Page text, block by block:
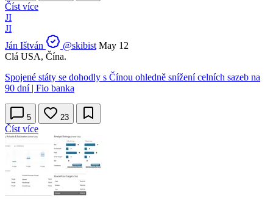
Číst více
JI
JI
Ján Ištván
@skibist May 12
Clá USA, Čína.
Spojené státy se dohodly s Čínou ohledně snížení celních sazeb na
90 dní | Fio banka
5 23
Číst více